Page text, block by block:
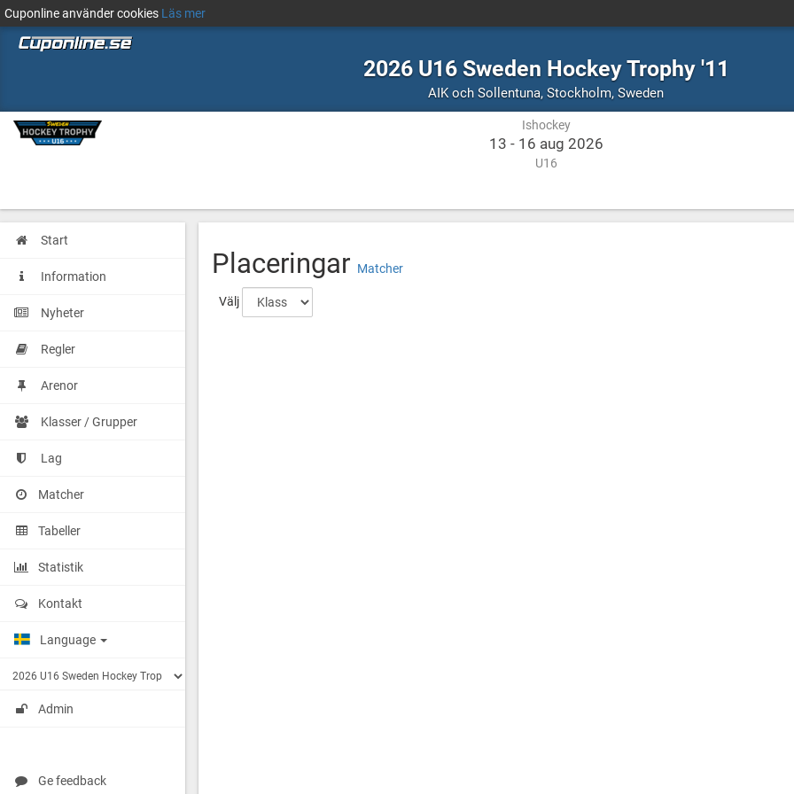
Cuponline använder cookies Läs mer
2026 U16 Sweden Hockey Trophy '11
AIK och Sollentuna, Ishockey
Stockholm, SwedenStockholm,
Sweden
Ishockey
13 - 16 aug 2026
U16
Start
Information
Nyheter
Regler
Arenor
Klasser / Grupper
Lag
Matcher
Tabeller
Statistik
Kontakt
Language
Admin
Ge feedback
Placeringar Matcher
Välj